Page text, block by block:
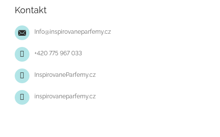
Kontakt
Info@inspirovaneparfemy.cz
+420 775 967 033
InspirovaneParfemy.cz
inspirovaneparfemy.cz